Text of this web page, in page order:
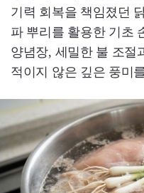
기력 회복을 책임졌던
파 뿌리를 활용한 기초
양념장, 세밀한 불 조절
적이지 않은 깊은 풍미